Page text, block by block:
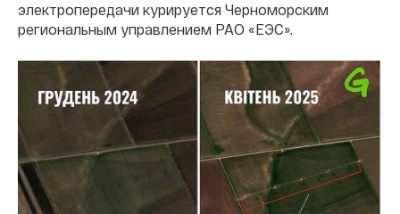
электропередачи курируется Черноморским
региональным управлением РАО «ЕЭС».